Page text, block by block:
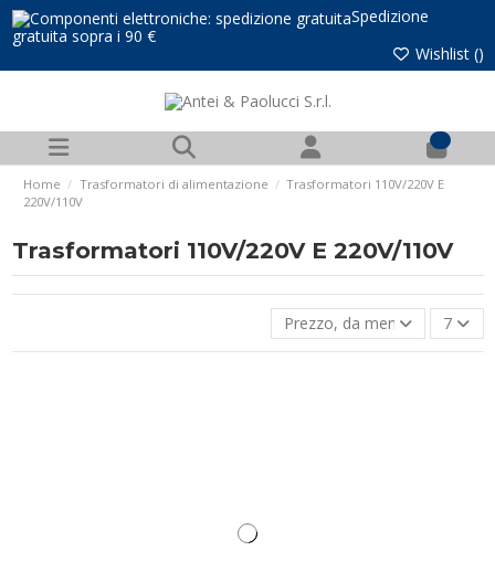
Spedizione
gratuita sopra i 90 €
Wishlist ()
Home Trasformatori di alimentazione
Trasformatori 110V/220V E
220V/110V
Trasformatori 110V/220V E 220V/110V
Prezzo, da meno caro a più
7